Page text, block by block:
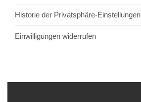
Historie der Privatsphäre-Einstellungen
Einwilligungen widerrufen